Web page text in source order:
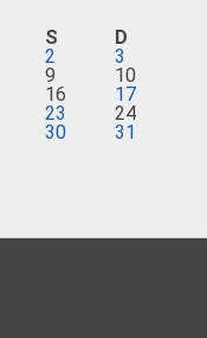
S
D
2
3
9
10
16
17
23
24
30
31